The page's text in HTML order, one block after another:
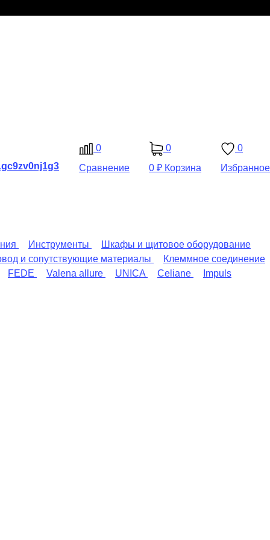
0
Сравнение
0
0 ₽ Корзина
0
Избранное
Инструменты
Шкафы и щитовое оборудование
и сопутствующие материалы
Клеммное соединение
FEDE Valena allure UNICA Celiane
Impuls